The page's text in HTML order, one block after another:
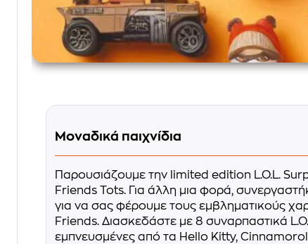
Μοναδικά παιχνίδια
Παρουσιάζουμε την limited edition L.O.L.
Friends Tots. Για άλλη μια φορά,
για να σας φέρουμε τους εμβληματικούς
Friends. Διασκεδάστε με 8 συναρπαστικά
εμπνευσμένες από τα Hello Kitty,